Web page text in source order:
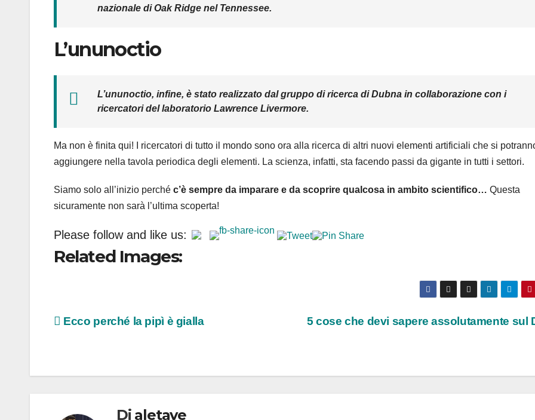
nazionale di Oak Ridge nel Tennessee.
L’ununoctio
L’ununoctio, infine, è stato realizzato dal gruppo di ricerca di Dubna in collaborazione con i
ricercatori del laboratorio Lawrence Livermore.
Ma non è finita qui! I ricercatori di tutto il mondo sono ora alla ricerca di altri nuovi elementi artificiali che si
aggiungere nella tavola periodica degli elementi. La scienza, infatti, sta facendo passi da gigante in tutti i settori.
Siamo solo all’inizio perché c’è sempre da imparare e da scoprire qualcosa in ambito scientifico… Questa
sicuramente non sarà l’ultima scoperta!
Please follow and like us:
Related Images:
Navigazione
5 cose che devi sapere assolutamente sul
Ecco perché la pipì è gialla
Di aletave